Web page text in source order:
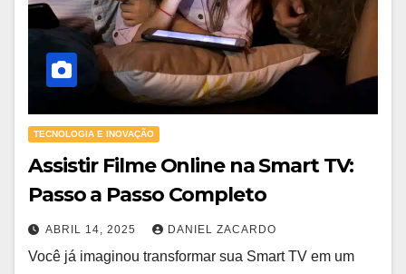
TECNOLOGIA E INOVAÇÃO
Assistir Filme Online na Smart TV:
Passo a Passo Completo
ABRIL 14, 2025 DANIEL ZACARDO
Você já imaginou transformar sua Smart TV em um